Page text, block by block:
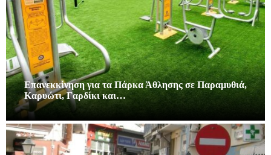
Επανεκκίνηση για τα Πάρκα Άθλησης σε Παραμυθιά,
Καρυώτι, Γαρδίκι και…